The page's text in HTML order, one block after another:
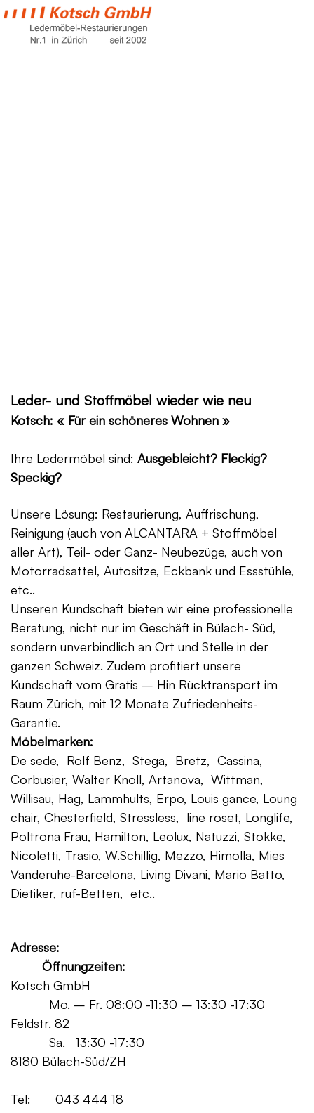
Leder- und Stoffmöbel wieder wie neu
Kotsch: « Für ein schöneres Wohnen »
Ihre Ledermöbel sind: Ausgebleicht? Fleckig?
Speckig?
Unsere Lösung: Restaurierung, Auffrischung,
Reinigung (auch von ALCANTARA + Stoffmöbel
aller Art), Teil- oder Ganz- Neubezüge, auch von
Motorradsattel, Autositze, Eckbank und Essstühle,
etc..
Unseren Kundschaft bieten wir eine professionelle
Beratung, nicht nur im Geschäft in Bülach- Süd,
sondern unverbindlich an Ort und Stelle in der
ganzen Schweiz. Zudem profitiert unsere
Kundschaft vom Gratis – Hin Rücktransport im
Raum Zürich, mit 12 Monate Zufriedenheits-
Garantie.
Möbelmarken:
De sede, Rolf Benz, Stega, Bretz, Cassina,
Corbusier, Walter Knoll, Artanova, Wittman,
Willisau, Hag, Lammhults, Erpo, Louis gance, Loung
chair, Chesterfield, Stressless, line roset, Longlife,
Poltrona Frau, Hamilton, Leolux, Natuzzi, Stokke,
Nicoletti, Trasio, W.Schillig, Mezzo, Himolla, Mies
Vanderuhe-Barcelona, Living Divani, Mario Batto,
Dietiker, ruf-Betten, etc..
Adresse:
Öffnungzeiten:
Kotsch GmbH
Mo. – Fr. 08:00 -11:30 – 13:30 -17:30
Feldstr. 82
Sa. 13:30 -17:30
8180 Bülach-Süd/ZH
Tel: 043 444 18